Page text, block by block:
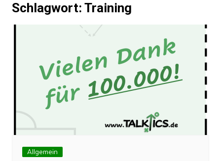
Schlagwort: Training
Allgemein